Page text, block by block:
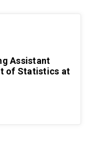
Assistant
of Statistics at